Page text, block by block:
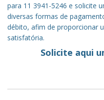
para 11 3941-5246 e solicite
diversas formas de
débito, afim de proporcionar
satisfatória.
Solicite aqui